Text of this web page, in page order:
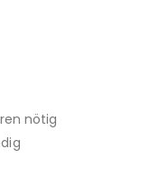
nötig